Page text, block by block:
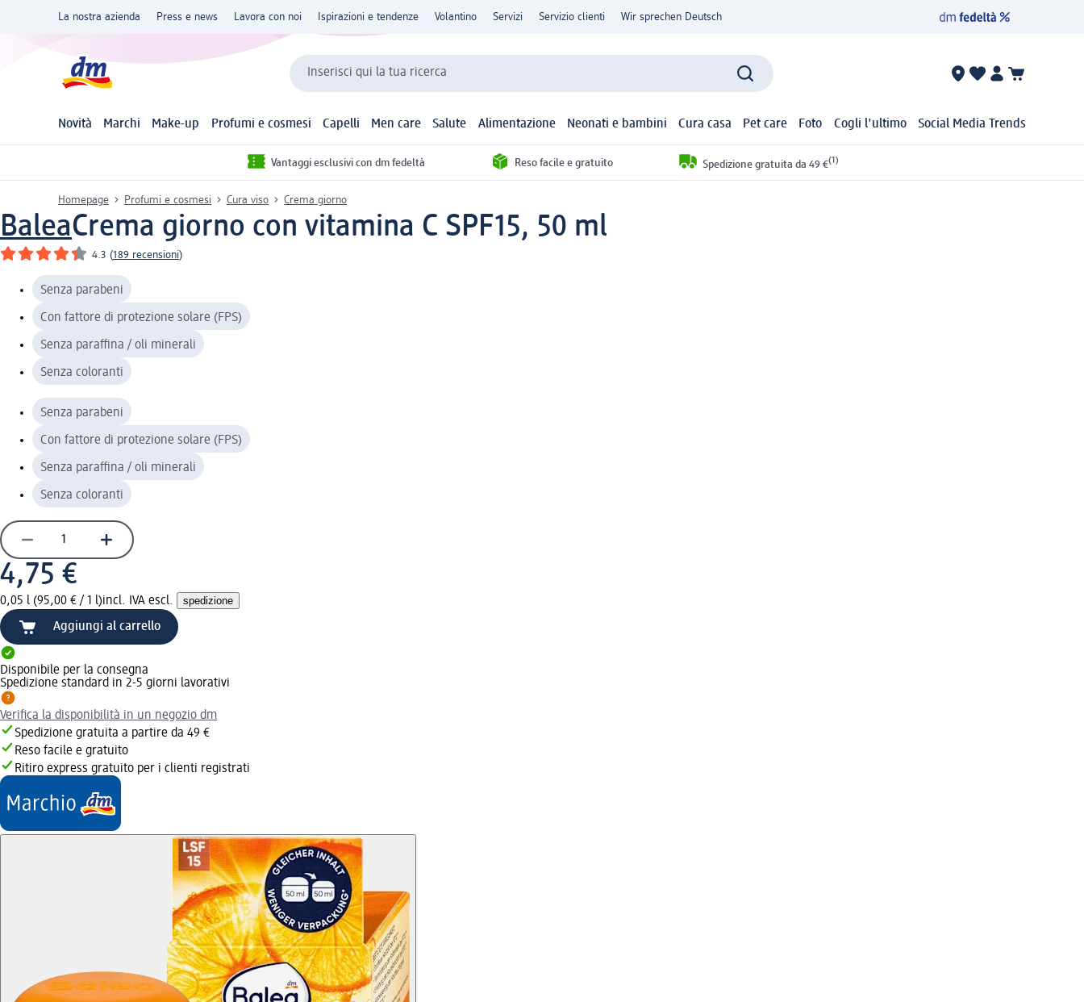
La nostra azienda Press e news Lavora con noi Ispirazioni e tendenze Volantino Servizi Servizio clienti Wir sprechen Deutsch
Inserisci qui la tua ricerca
Novità Marchi Make-up Profumi e cosmesi Capelli Men care Salute Alimentazione Neonati e bambini Cura casa Pet care Foto Cogli l'ultimo Social Media Trends
Vantaggi esclusivi con dm fedeltà Reso facile e gratuito Spedizione gratuita da 49 €(1)
Homepage Profumi e cosmesi Cura viso Crema giorno
BaleaCrema giorno con vitamina C SPF15, 50 ml
4.3 (189 recensioni)
Senza parabeni
Con fattore di protezione solare (FPS)
Senza paraffina / oli minerali
Senza coloranti
Senza parabeni
Con fattore di protezione solare (FPS)
Senza paraffina / oli minerali
Senza coloranti
4,75 €
0,05 l (95,00 € / 1 l)incl. IVA escl. spedizione
Aggiungi al carrello
Disponibile per la consegna
Spedizione standard in 2-5 giorni lavorativi
Verifica la disponibilità in un negozio dm
Spedizione gratuita a partire da 49 €
Reso facile e gratuito
Ritiro express gratuito per i clienti registrati